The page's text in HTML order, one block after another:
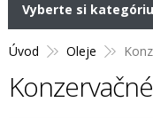
Úvod Oleje
Vyberte si kategóriu